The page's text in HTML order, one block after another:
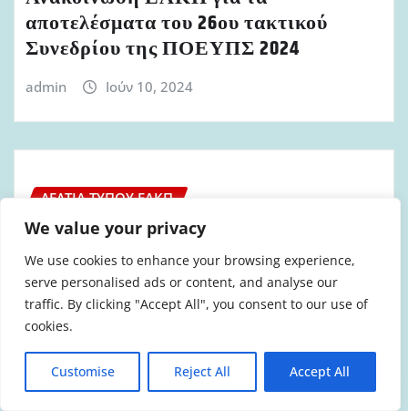
We value your privacy
We use cookies to enhance your browsing experience,
serve personalised ads or content, and analyse our
traffic. By clicking "Accept All", you consent to our use of
cookies.
Customise Reject All Accept All
αποτελέσματα του 26ου τακτικού
Συνεδρίου της ΠΟΕΥΠΣ 2024
admin Ιούν 10, 2024
ΔΕΛΤΊΑ ΤΎΠΟΥ ΕΑΚΠ
Κάλεσμα ΕΑΚΠ για το 26ο Συνέδριο
της ΠΟΕΥΠΣ 2024
admin